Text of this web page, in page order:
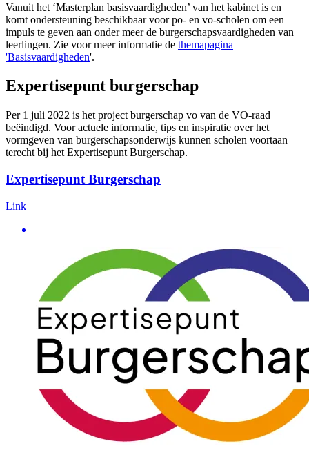
Vanuit het ‘Masterplan basisvaardigheden’ van het kabinet is en
komt ondersteuning beschikbaar voor po- en vo-scholen om een
impuls te geven aan onder meer de burgerschapsvaardigheden van
leerlingen. Zie voor meer informatie de themapagina
'Basisvaardigheden'.
Expertisepunt burgerschap
Per 1 juli 2022 is het project burgerschap vo van de VO-raad
beëindigd. Voor actuele informatie, tips en inspiratie over het
vormgeven van burgerschapsonderwijs kunnen scholen voortaan
terecht bij het Expertisepunt Burgerschap.
Expertisepunt Burgerschap
Link